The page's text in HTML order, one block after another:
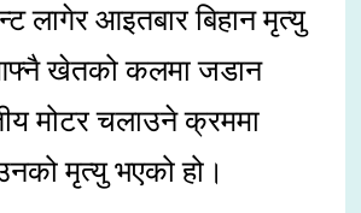
लागेर आइतबार बिहान मृत्यु
खेतको कलमा जडान
मोटर चलाउने क्रममा
मृत्यु भएको हो।